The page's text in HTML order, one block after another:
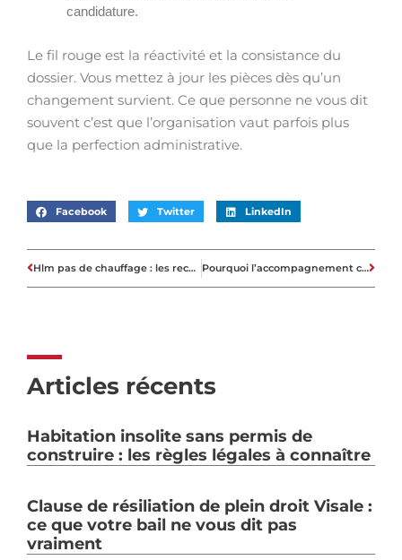
candidature.
Le fil rouge est la réactivité et la consistance du
dossier. Vous mettez à jour les pièces dès qu’un
changement survient. Ce que personne ne vous dit
souvent c’est que l’organisation vaut parfois plus
que la perfection administrative.
Facebook Twitter LinkedIn
Hlm pas de chauffage : les recours immédiats à connaître ? Pourquoi l’accompagnement compte autant dans un projet immobilier neuf à Toulouse ?
Articles récents
Habitation insolite sans permis de
construire : les règles légales à connaître
Clause de résiliation de plein droit Visale :
ce que votre bail ne vous dit pas
vraiment